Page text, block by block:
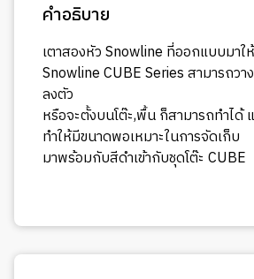
คำอธิบาย
เตาสองหัว Snowline ที่ออกแบบมาใ
Snowline CUBE Series สามารถวา
ลงตัว
หรือจะตั้งบนโต๊ะ,พื้น ก็สามารถทำได้
ทำให้มีขนาดพอเหมาะในการจัดเก็บ
มาพร้อมกับสีดำเข้ากับชุดโต๊ะ CUBE